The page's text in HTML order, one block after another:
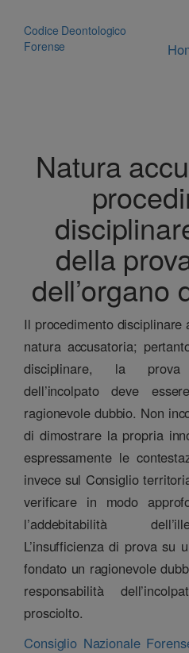
contenuto
Codice Deontologico
Forense
Natura
della
dell’organo
Il procedimento
natura accusatoria;
disciplinare, la prova
dell’incolpato deve
ragionevole dubbio. Non
di dimostrare la propria
espressamente le
invece sul Consiglio
verificare in modo
l’addebitabilità
L’insufficienza di prova su
fondato un ragionevole
responsabilità
prosciolto.
Consiglio Nazionale